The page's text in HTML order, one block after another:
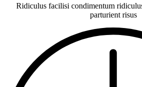
Ridiculus facilisi condimentum
parturient risus